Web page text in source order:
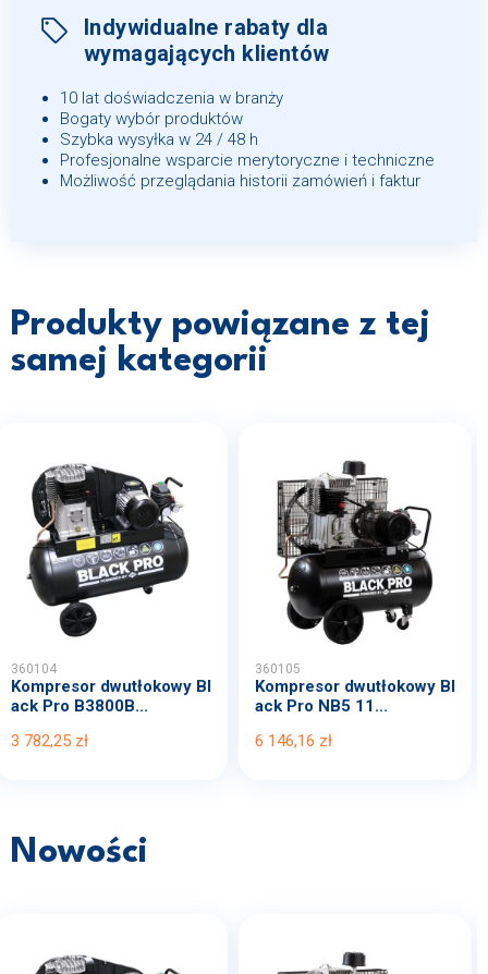
Indywidualne rabaty dla
wymagających klientów
10 lat doświadczenia w branży
Bogaty wybór produktów
Szybka wysyłka w 24 / 48 h
Profesjonalne wsparcie merytoryczne i techniczne
Możliwość przeglądania historii zamówień i faktur
Produkty powiązane z tej
samej kategorii
360104
Kompresor dwutłokowy Bl
ack Pro B3800B...
3 782,25 zł
360105
Kompresor dwutłokowy Bl
ack Pro NB5 11...
6 146,16 zł
Nowości